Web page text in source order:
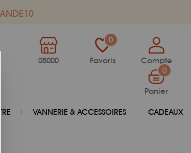
05000
0
Favoris Compte
0
Panier
VANNERIE & ACCESSOIRES CADEAUX